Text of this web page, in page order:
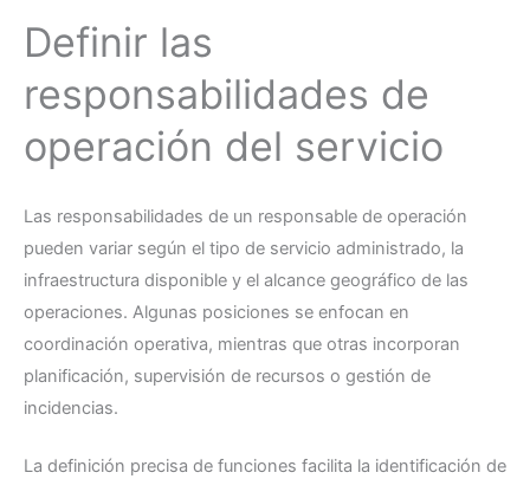
Definir las
responsabilidades de
operación del servicio
Las responsabilidades de un responsable de operación
pueden variar según el tipo de servicio administrado, la
infraestructura disponible y el alcance geográfico de las
operaciones. Algunas posiciones se enfocan en
coordinación operativa, mientras que otras incorporan
planificación, supervisión de recursos o gestión de
incidencias.
La definición precisa de funciones facilita la identificación de